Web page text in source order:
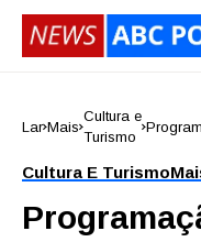
Lar Mais
Cultura e
Turismo
Cultura E Turismo